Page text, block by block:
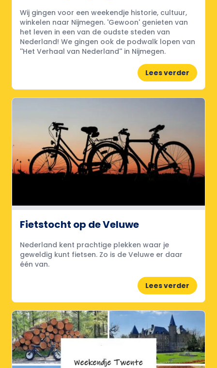
Wij gingen voor een weekendje historie, cultuur,
winkelen naar Nijmegen. 'Gewoon' genieten van
het leven in een van de oudste steden van
Nederland! We gingen ook de podwalk lopen van
''Het Verhaal van Nederland'' in Nijmegen.
Lees verder
Fietstocht op de Veluwe
Nederland kent prachtige plekken waar je
geweldig kunt fietsen. Zo is de Veluwe er daar
één van.
Lees verder